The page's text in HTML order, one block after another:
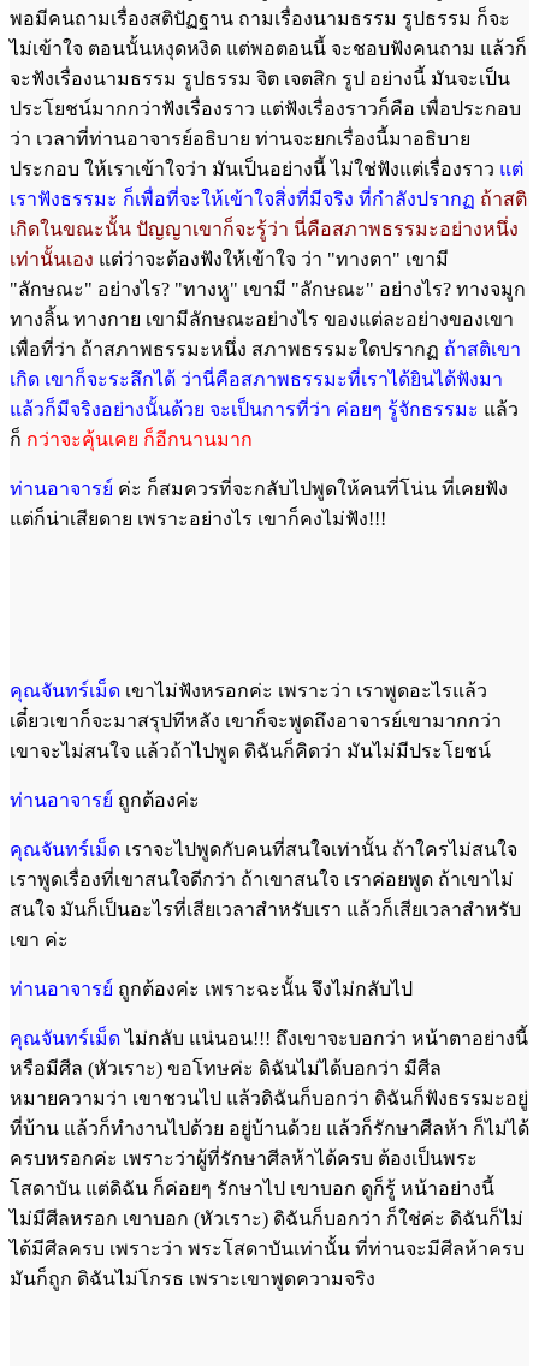
พอมีคนถามเรื่องสติปัฏฐาน ถามเรื่องนามธรรม รูปธรรม ก็จะ
ไม่เข้าใจ ตอนนั้นหงุดหงิด แต่พอตอนนี้ จะชอบฟังคนถาม แล้วก็
จะฟังเรื่องนามธรรม รูปธรรม จิต เจตสิก รูป อย่างนี้ มันจะเป็น
ประโยชน์มากกว่าฟังเรื่องราว แต่ฟังเรื่องราวก็คือ เพื่อประกอบ
ว่า เวลาที่ท่านอาจารย์อธิบาย ท่านจะยกเรื่องนี้มาอธิบาย
ประกอบ ให้เราเข้าใจว่า มันเป็นอย่างนี้ ไม่ใช่ฟังแต่เรื่องราว แต่
เราฟังธรรมะ ก็เพื่อที่จะให้เข้าใจสิ่งที่มีจริง ที่กำลังปรากฏ ถ้าสติ
เกิดในขณะนั้น ปัญญาเขาก็จะรู้ว่า นี่คือสภาพธรรมะอย่างหนึ่ง
เท่านั้นเอง แต่ว่าจะต้องฟังให้เข้าใจ ว่า "ทางตา" เขามี
"ลักษณะ" อย่างไร? "ทางหู" เขามี "ลักษณะ" อย่างไร? ทางจมูก
ทางลิ้น ทางกาย เขามีลักษณะอย่างไร ของแต่ละอย่างของเขา
เพื่อที่ว่า ถ้าสภาพธรรมะหนึ่ง สภาพธรรมะใดปรากฏ ถ้าสติเขา
เกิด เขาก็จะระลึกได้ ว่านี่คือสภาพธรรมะที่เราได้ยินได้ฟังมา
แล้วก็มีจริงอย่างนั้นด้วย จะเป็นการที่ว่า ค่อยๆ รู้จักธรรมะ แล้ว
ก็ กว่าจะคุ้นเคย ก็อีกนานมาก
ท่านอาจารย์ ค่ะ ก็สมควรที่จะกลับไปพูดให้คนที่โน่น ที่เคยฟัง
แต่ก็น่าเสียดาย เพราะอย่างไร เขาก็คงไม่ฟัง!!!
คุณจันทร์เม็ด เขาไม่ฟังหรอกค่ะ เพราะว่า เราพูดอะไรแล้ว
เดี๋ยวเขาก็จะมาสรุปทีหลัง เขาก็จะพูดถึงอาจารย์เขามากกว่า
เขาจะไม่สนใจ แล้วถ้าไปพูด ดิฉันก็คิดว่า มันไม่มีประโยชน์
ท่านอาจารย์ ถูกต้องค่ะ
คุณจันทร์เม็ด เราจะไปพูดกับคนที่สนใจเท่านั้น ถ้าใครไม่สนใจ
เราพูดเรื่องที่เขาสนใจดีกว่า ถ้าเขาสนใจ เราค่อยพูด ถ้าเขาไม่
สนใจ มันก็เป็นอะไรที่เสียเวลาสำหรับเรา แล้วก็เสียเวลาสำหรับ
เขา ค่ะ
ท่านอาจารย์ ถูกต้องค่ะ เพราะฉะนั้น จึงไม่กลับไป
คุณจันทร์เม็ดไม่กลับ แน่นอน!!! ถึงเขาจะบอกว่า หน้าตาอย่างนี้
หรือมีศีล (หัวเราะ) ขอโทษค่ะ ดิฉันไม่ได้บอกว่า มีศีล
หมายความว่า เขาชวนไป แล้วดิฉันก็บอกว่า ดิฉันก็ฟังธรรมะอยู่
ที่บ้าน แล้วก็ทำงานไปด้วย อยู่บ้านด้วย แล้วก็รักษาศีลห้า ก็ไม่ได้
ครบหรอกค่ะ เพราะว่าผู้ที่รักษาศีลห้าได้ครบ ต้องเป็นพระ
โสดาบัน แต่ดิฉัน ก็ค่อยๆ รักษาไป เขาบอก ดูก็รู้ หน้าอย่างนี้
ไม่มีศีลหรอก เขาบอก (หัวเราะ) ดิฉันก็บอกว่า ก็ใช่ค่ะ ดิฉันก็ไม่
ได้มีศีลครบ เพราะว่า พระโสดาบันเท่านั้น ที่ท่านจะมีศีลห้าครบ
มันก็ถูก ดิฉันไม่โกรธ เพราะเขาพูดความจริง